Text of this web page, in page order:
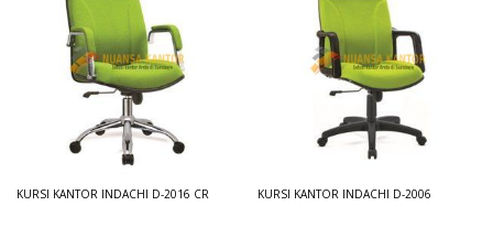
KURSI KANTOR INDACHI D-2016 CR KURSI KANTOR INDACHI D-2006